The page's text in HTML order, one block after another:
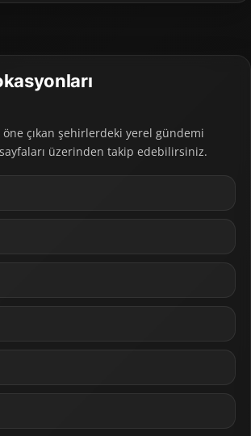
çıkan şehirlerdeki yerel gündemi
üzerinden takip edebilirsiniz.